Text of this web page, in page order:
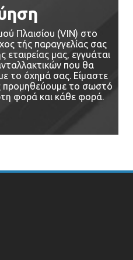
Πλαισίου (VIN) στο
τής παραγγελίας σας
εταιρείας μας, εγγυάται
που θα
το όχημά σας. Είμαστε
προμηθεύουμε το σωστό
φορά και κάθε φορά.